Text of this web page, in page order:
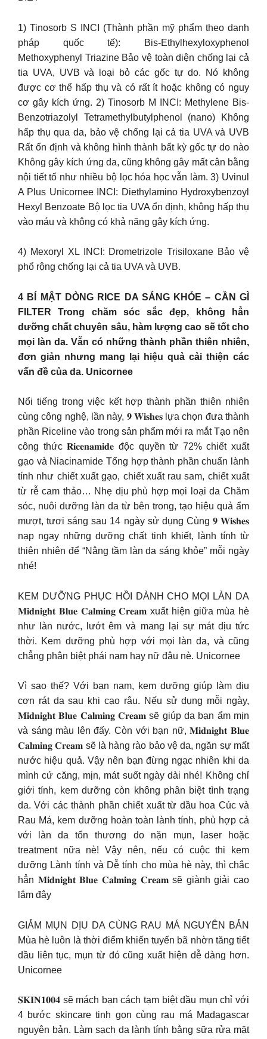
1) Tinosorb S INCI (Thành phần mỹ phẩm theo danh
pháp quốc tế): Bis-Ethylhexyloxyphenol
Methoxyphenyl Triazine Bảo vệ toàn diện chống lại cả
tia UVA, UVB và loại bỏ các gốc tự do. Nó không
được cơ thể hấp thụ và có rất ít hoặc không có nguy
cơ gây kích ứng. 2) Tinosorb M INCI: Methylene Bis-
Benzotriazolyl Tetramethylbutylphenol (nano) Không
hấp thụ qua da, bảo vệ chống lại cả tia UVA và UVB
Rất ổn định và không hình thành bất kỳ gốc tự do nào
Không gây kích ứng da, cũng không gây mất cân bằng
nội tiết tố như nhiều bộ lọc hóa học vẫn làm. 3) Uvinul
A Plus Unicornee INCI: Diethylamino Hydroxybenzoyl
Hexyl Benzoate Bộ lọc tia UVA ổn định, không hấp thụ
vào máu và không có khả năng gây kích ứng.
4) Mexoryl XL INCI: Drometrizole Trisiloxane Bảo vệ
phổ rộng chống lại cả tia UVA và UVB.
4 BÍ MẬT DÒNG RICE DA SÁNG KHỎE – CẦN GÌ
FILTER Trong chăm sóc sắc đẹp, không hẳn
dưỡng chất chuyên sâu, hàm lượng cao sẽ tốt cho
mọi làn da. Vẫn có những thành phần thiên nhiên,
đơn giản nhưng mang lại hiệu quả cải thiện các
vấn đề của da. Unicornee
Nổi tiếng trong việc kết hợp thành phần thiên nhiên
cùng công nghệ, lần này, 𝟗 𝐖𝐢𝐬𝐡𝐞𝐬 lựa chọn đưa thành
phần Riceline vào trong sản phẩm mới ra mắt Tạo nên
công thức 𝐑𝐢𝐜𝐞𝐧𝐚𝐦𝐢𝐝𝐞 độc quyền từ 72% chiết xuất
gạo và Niacinamide Tổng hợp thành phần chuẩn lành
tính như chiết xuất gạo, chiết xuất rau sam, chiết xuất
từ rễ cam thảo… Nhẹ dịu phù hợp mọi loại da Chăm
sóc, nuôi dưỡng làn da từ bên trong, tạo hiệu quả ẩm
mượt, tươi sáng sau 14 ngày sử dụng Cùng 𝟗 𝐖𝐢𝐬𝐡𝐞𝐬
nạp ngay những dưỡng chất tinh khiết, lành tính từ
thiên nhiên để “Nâng tầm làn da sáng khỏe” mỗi ngày
nhé!
KEM DƯỠNG PHỤC HỒI DÀNH CHO MỌI LÀN DA
𝐌𝐢𝐝𝐧𝐢𝐠𝐡𝐭 𝐁𝐥𝐮𝐞 𝐂𝐚𝐥𝐦𝐢𝐧𝐠 𝐂𝐫𝐞𝐚𝐦 xuất hiện giữa mùa hè
như làn nước, lướt êm và mang lại sự mát dịu tức
thời. Kem dưỡng phù hợp với mọi làn da, và cũng
chẳng phân biệt phái nam hay nữ đâu nè. Unicornee
Vì sao thế? Với bạn nam, kem dưỡng giúp làm dịu
cơn rát da sau khi cạo râu. Nếu sử dụng mỗi ngày,
𝐌𝐢𝐝𝐧𝐢𝐠𝐡𝐭 𝐁𝐥𝐮𝐞 𝐂𝐚𝐥𝐦𝐢𝐧𝐠 𝐂𝐫𝐞𝐚𝐦 sẽ giúp da bạn ẩm mịn
và sáng màu lên đấy. Còn với bạn nữ, 𝐌𝐢𝐝𝐧𝐢𝐠𝐡𝐭 𝐁𝐥𝐮𝐞
𝐂𝐚𝐥𝐦𝐢𝐧𝐠 𝐂𝐫𝐞𝐚𝐦 sẽ là hàng rào bảo vệ da, ngăn sự mất
nước hiệu quả. Vậy nên bạn đừng ngạc nhiên khi da
mình cứ căng, mịn, mát suốt ngày dài nhé! Không chỉ
giới tính, kem dưỡng còn không phân biệt tình trạng
da. Với các thành phần chiết xuất từ dầu hoa Cúc và
Rau Má, kem dưỡng hoàn toàn lành tính, phù hợp cả
với làn da tổn thương do nặn mụn, laser hoặc
treatment nữa nè! Vậy nên, nếu có cuộc thi kem
dưỡng Lành tính và Dễ tính cho mùa hè này, thì chắc
hẳn 𝐌𝐢𝐝𝐧𝐢𝐠𝐡𝐭 𝐁𝐥𝐮𝐞 𝐂𝐚𝐥𝐦𝐢𝐧𝐠 𝐂𝐫𝐞𝐚𝐦 sẽ giành giải cao
lắm đây
GIẢM MỤN DỊU DA CÙNG RAU MÁ NGUYÊN BẢN
Mùa hè luôn là thời điểm khiến tuyến bã nhờn tăng tiết
dầu liên tục, mụn từ đó cũng xuất hiện dễ dàng hơn.
Unicornee
𝐒𝐊𝐈𝐍𝟏𝟎𝟎𝟒 sẽ mách bạn cách tạm biệt dầu mụn chỉ với
4 bước skincare tinh gọn cùng rau má Madagascar
nguyên bản. Làm sạch da lành tính bằng sữa rửa mặt